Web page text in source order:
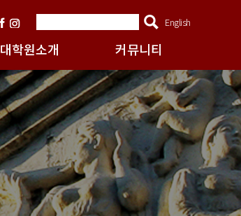
English
대학원소개 커뮤니티